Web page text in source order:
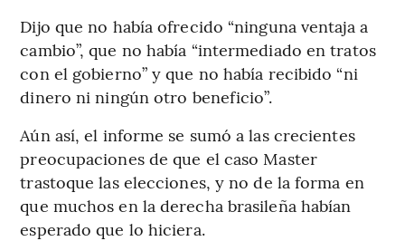
Dijo que no había ofrecido “ninguna ventaja a
cambio”, que no había “intermediado en tratos
con el gobierno” y que no había recibido “ni
dinero ni ningún otro beneficio”.
Aún así, el informe se sumó a las crecientes
preocupaciones de que el caso Master
trastoque las elecciones, y no de la forma en
que muchos en la derecha brasileña habían
esperado que lo hiciera.